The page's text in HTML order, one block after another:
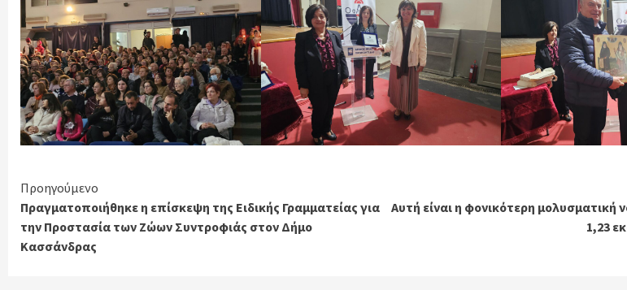
Continue
Reading
Προηγούμενο
Πραγματοποιήθηκε η επίσκεψη της Ειδικής Γραμματείας για
την Προστασία των Ζώων Συντροφιάς στον Δήμο
Κασσάνδρας
Αυτή είναι η φονικότερη μολυσματική
1,23